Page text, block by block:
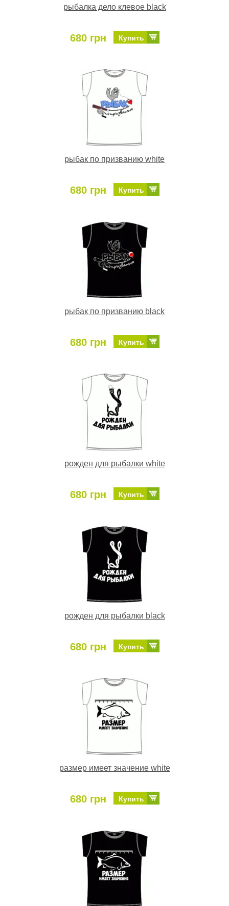
рыбалка дело клевое black
680 грн Купить
рыбак по призванию white
680 грн Купить
рыбак по призванию black
680 грн Купить
рожден для рыбалки white
680 грн Купить
рожден для рыбалки black
680 грн Купить
размер имеет значение white
680 грн Купить